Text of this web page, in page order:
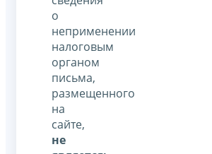
о
неприменении
налоговым
органом
письма,
размещенного
на
сайте,
не